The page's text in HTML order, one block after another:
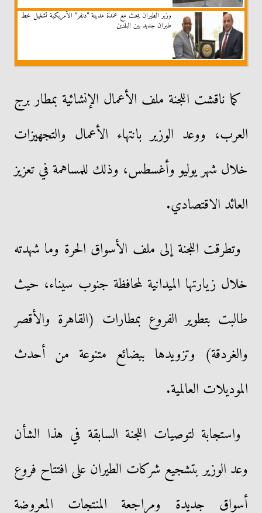
وزير الطيران يبحث مع عمدة مدينة ”دنفر” الأمريكية تشغيل خط
طيران جديد بين البلدين
كما ناقشت اللجنة ملف الأعمال الإنشائية بمطار برج
العرب، ووعد الوزير بانتهاء الأعمال والتجهيزات
خلال شهر يوليو وأغسطس، وذلك للمساهمة في تعزيز
العائد الاقتصادي.
وتطرقت اللجنة إلى ملف الأسواق الحرة وما شهدته
خلال زيارتها الميدانية لمحافظة جنوب سيناء، حيث
طالبت بتطوير الفروع بمطارات (القاهرة والأقصر
والغردقة) وتزويدها ببضائع متنوعة من أحدث
الموديلات العالمية.
واستجابة لتوصيات اللجنة السابقة في هذا الشأن
وعد الوزير بتشجيع شركات الطيران على افتتاح فروع
أسواق جديدة ومراجعة المنتجات المعروضة